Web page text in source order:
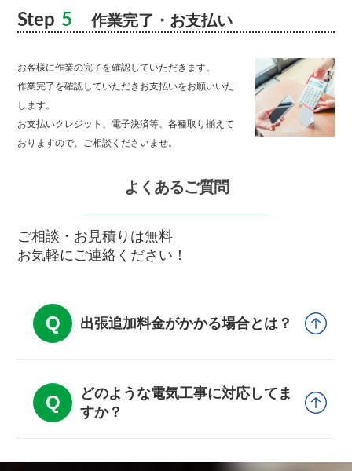
Step 5 作業完了・お支払い
お客様に作業の完了を確認していただきます。
作業完了を確認していただきお支払いをお願いいた
します。
お支払いクレジット、電子決済等、各種取り揃えて
おりますので、ご相談くださいませ。
よくあるご質問
ご相談・お見積りは無料
お気軽にご連絡ください！
出張追加料金がかかる場合とは？
どのような電気工事に対応してま
すか？